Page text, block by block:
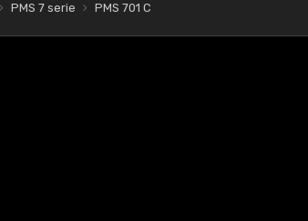
PMS 7 serie PMS 701 C